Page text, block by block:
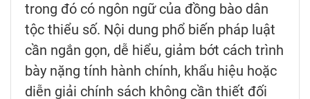
trong đó có ngôn ngữ của đồng bào dân
tộc thiểu số. Nội dung phổ biến pháp luật
cần ngắn gọn, dễ hiểu, giảm bớt cách trình
bày nặng tính hành chính, khẩu hiệu hoặc
diễn giải chính sách không cần thiết đối